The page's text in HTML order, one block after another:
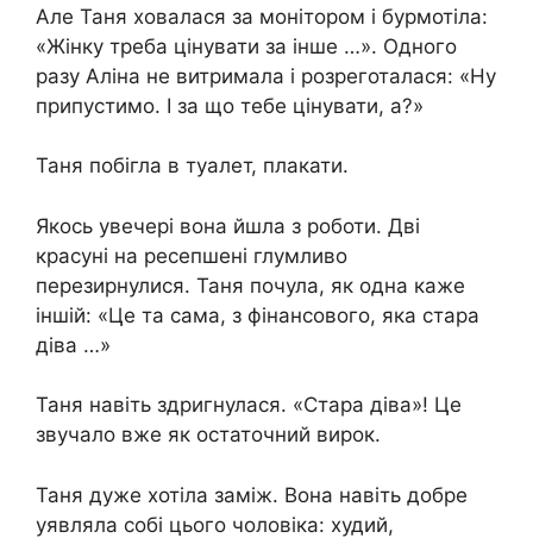
Але Таня ховалася за монітором і бурмотіла:
«Жінку треба цінувати за інше …». Одного
разу Аліна не витримала і розреготалася: «Ну
припустимо. І за що тебе цінувати, а?»
Таня побігла в туалет, плакати.
Якось увечері вона йшла з роботи. Дві
красуні на ресепшені глумливо
перезирнулися. Таня почула, як одна каже
іншій: «Це та сама, з фінансового, яка стара
діва …»
Таня навіть здригнулася. «Стара діва»! Це
звучало вже як остаточний вирок.
Таня дуже хотіла заміж. Вона навіть добре
уявляла собі цього чоловіка: худий,